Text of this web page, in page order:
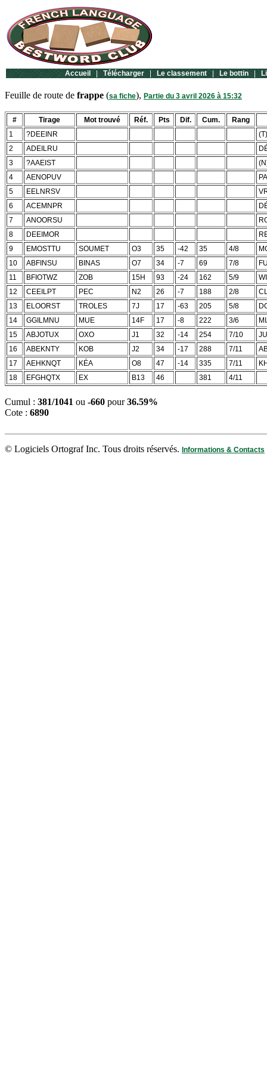
Accueil | Télécharger | Le classement | Le bottin |
Feuille de route de frappe (sa fiche), Partie du 3 avril 2026 à 15:32
# Tirage Mot trouvé Réf. Pts Dif. Cum. Rang
1
?DEEINR
2
ADEILRU
3
?AAEIST
4
AENOPUV
5
EELNRSV
6
ACEMNPR
7
ANOORSU
8
DEEIMOR
9
EMOSTTU SOUMET O3 35 -42 35 4/8
10
ABFINSU BINAS O7 34 -7 69 7/8
11
BFIOTWZ ZOB 15H 93 -24 162 5/9
12
CEEILPT PEC N2 26 -7 188 2/8
13
ELOORST TROLES 7J 17 -63 205 5/8
14
GGILMNU MUE 14F 17 -8 222 3/6
15
ABJOTUX OXO J1 32 -14 254 7/10
16
ABEKNTY KOB J2 34 -17 288 7/11
17
AEHKNQT KÉA O8 47 -14 335 7/11
18
EFGHQTX EX B13 46 381 4/11
Cumul : 381/1041 ou -660 pour36.59%
Cote : 6890
© Logiciels Ortograf Inc. Tous droits réservés. Informations & Contacts